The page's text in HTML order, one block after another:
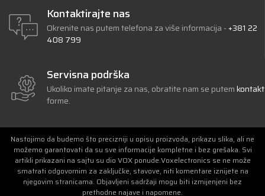
Kontaktirajte nas
Okrenite nas putem telefona za više informacija -+381 22
408 799
Servisna podrška
Ukoliko imate pitanje za nas, obratite nam se putemkontakt
forme.
Nastojimo da budemo što precizniji u opisu proizvoda, prikazu slika, ali ne
možemo garantovati da su sve informacije kompletne i bez grešaka. Svi
artikli prikazani na sajtu su dio VOX ponude.Voxelectronics se ne može
smatrati odgovornim za zaključke, stavove, niti komentare iznijete na
njegovim stranicama. Objavljeni sadržaji mogu biti izmijenjeni bez
prethodne najave i napomene.